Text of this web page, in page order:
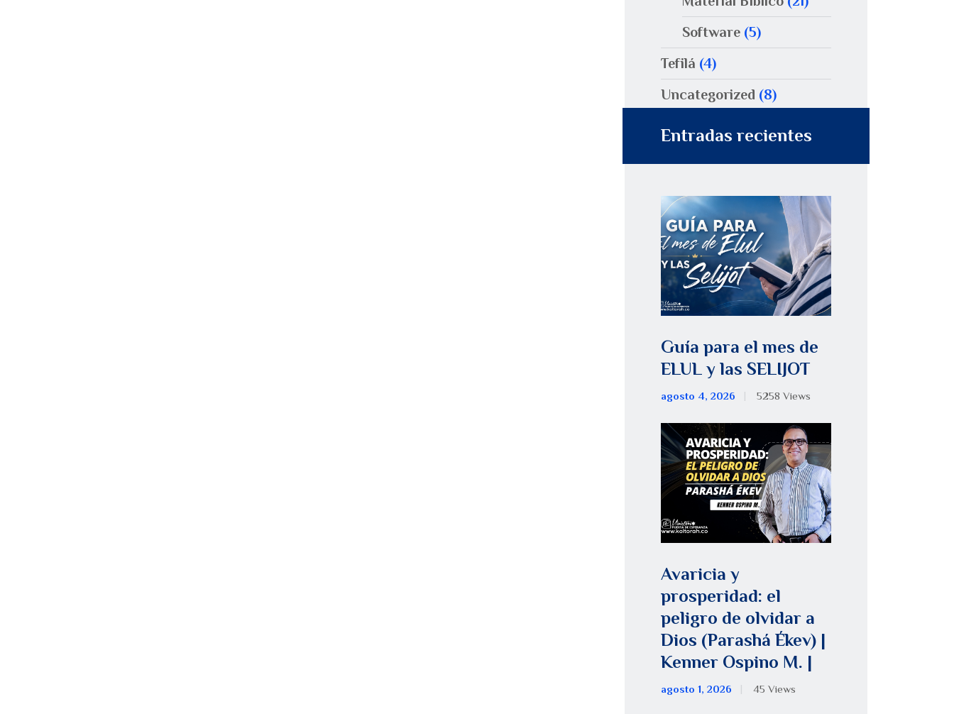
Software (5)
Tefilá (4)
Uncategorized (8)
Entradas recientes
Guía para el mes de
ELUL y las SELIJOT
agosto 4, 2026 5258 Views
Avaricia y
prosperidad: el
peligro de olvidar a
Dios (Parashá Ékev) |
Kenner Ospino M. |
agosto 1, 2026 45 Views